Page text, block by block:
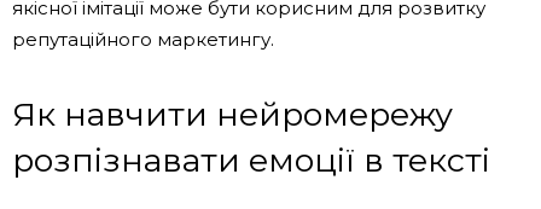
якісної імітації може бути корисним для розвитку
репутаційного маркетингу.
Як навчити нейромережу
розпізнавати емоції в тексті